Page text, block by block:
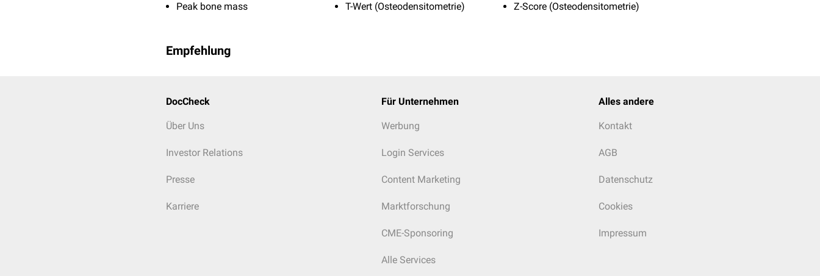
Peak bone mass
T-Wert (Osteodensitometrie)
Z-Score (Osteodensitometrie)
Empfehlung
DocCheck
Über Uns
Investor Relations
Presse
Karriere
Für Unternehmen
Werbung
Login Services
Content Marketing
Marktforschung
CME-Sponsoring
Alle Services
Alles andere
Kontakt
AGB
Datenschutz
Cookies
Impressum